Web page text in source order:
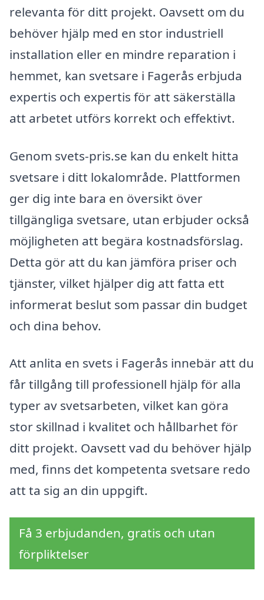
relevanta för ditt projekt. Oavsett om du
behöver hjälp med en stor industriell
installation eller en mindre reparation i
hemmet, kan svetsare i Fagerås erbjuda
expertis och expertis för att säkerställa
att arbetet utförs korrekt och effektivt.
Genom svets-pris.se kan du enkelt hitta
svetsare i ditt lokalområde. Plattformen
ger dig inte bara en översikt över
tillgängliga svetsare, utan erbjuder också
möjligheten att begära kostnadsförslag.
Detta gör att du kan jämföra priser och
tjänster, vilket hjälper dig att fatta ett
informerat beslut som passar din budget
och dina behov.
Att anlita en svets i Fagerås innebär att du
får tillgång till professionell hjälp för alla
typer av svetsarbeten, vilket kan göra
stor skillnad i kvalitet och hållbarhet för
ditt projekt. Oavsett vad du behöver hjälp
med, finns det kompetenta svetsare redo
att ta sig an din uppgift.
Få 3 erbjudanden, gratis och utan
förpliktelser